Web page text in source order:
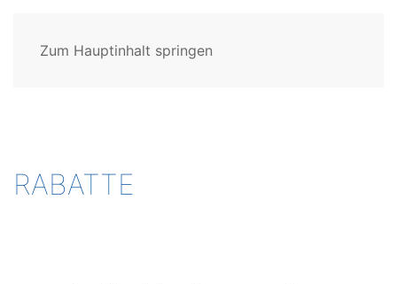
Zum Hauptinhalt springen
RABATTE